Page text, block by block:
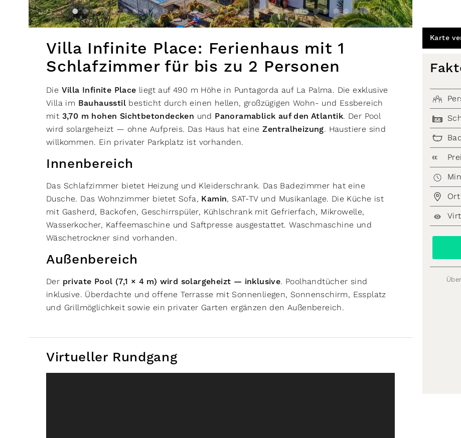
Villa Infinite Place: Ferienhaus mit 1
Schlafzimmer für bis zu 2 Personen
Die Villa Infinite Place liegt auf 490 m Höhe in Puntagorda auf La Palma. Die exklusive
Villa im Bauhausstil besticht durch einen hellen, großzügigen Wohn- und Essbereich
mit 3,70 m hohen Sichtbetondecken und Panoramablick auf den Atlantik. Der Pool
wird solargeheizt — ohne Aufpreis. Das Haus hat eineZentralheizung. Haustiere sind
willkommen. Ein privater Parkplatz ist vorhanden.
Innenbereich
Das Schlafzimmer bietet Heizung und Kleiderschrank. Das Badezimmer hat eine
Dusche. Das Wohnzimmer bietet Sofa, Kamin, SAT-TV und Musikanlage. Die Küche ist
mit Gasherd, Backofen, Geschirrspüler, Kühlschrank mit Gefrierfach, Mikrowelle,
Wasserkocher, Kaffeemaschine und Saftpresse ausgestattet. Waschmaschine und
Wäschetrockner sind vorhanden.
Außenbereich
Der private Pool (7,1 × 4 m) wird solargeheizt — inklusive. Poolhandtücher sind
inklusive. Überdachte und offene Terrasse mit Sonnenliegen, Sonnenschirm, Essplatz
und Grillmöglichkeit sowie ein privater Garten ergänzen den Außenbereich.
Virtueller Rundgang
Karte
€€
Ort